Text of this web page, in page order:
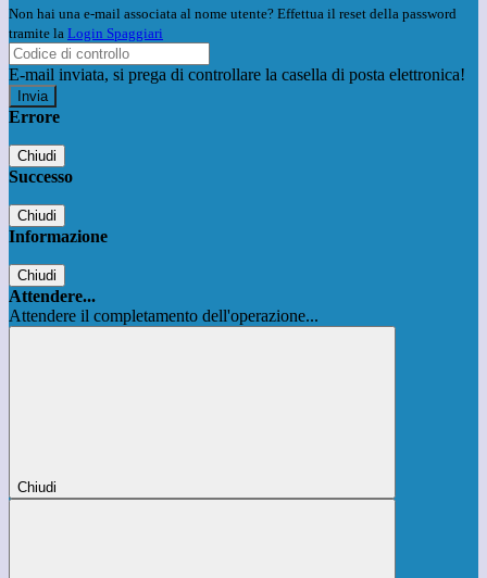
Non hai una e-mail associata al nome utente? Effettua il reset della password
tramite la Login Spaggiari
E-mail inviata, si prega di controllare la casella di posta elettronica!
Errore
Chiudi
Successo
Chiudi
Informazione
Chiudi
Attendere...
Attendere il completamento dell'operazione...
Chiudi